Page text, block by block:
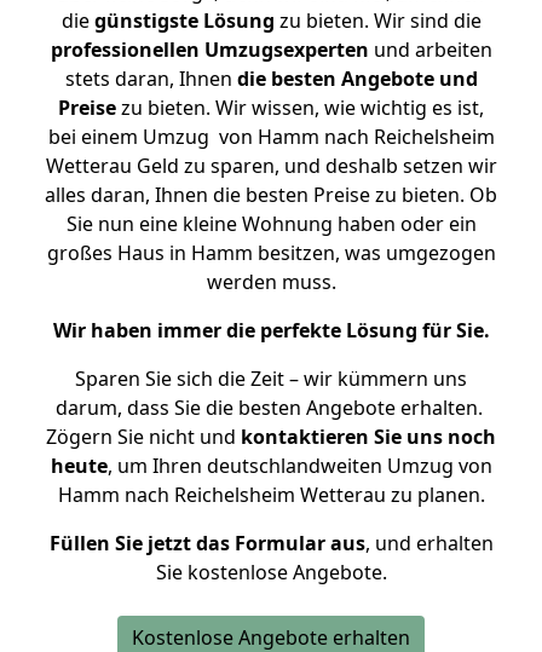
diegünstigste Lösung zu bieten. Wir sind die
professionellen Umzugsexperten und arbeiten
stets daran, Ihnen die besten Angebote und
Preisezu bieten. Wir wissen, wie wichtig es ist,
bei einem Umzug von Hamm nach Reichelsheim
Wetterau Geld zu sparen, und deshalb setzen wir
alles daran, Ihnen die besten Preise zu bieten. Ob
Sie nun eine kleine Wohnung haben oder ein
großes Haus in Hamm besitzen, was umgezogen
werden muss.
Wir haben immer die perfekte Lösung für Sie.
Sparen Sie sich die Zeit – wir kümmern uns
darum, dass Sie die besten Angebote erhalten.
Zögern Sie nicht und kontaktieren Sie uns noch
heute, um Ihren deutschlandweiten Umzug von
Hamm nach Reichelsheim Wetterau zu planen.
Füllen Sie jetzt das Formular aus, und erhalten
Sie kostenlose Angebote.
Kostenlose Angebote erhalten